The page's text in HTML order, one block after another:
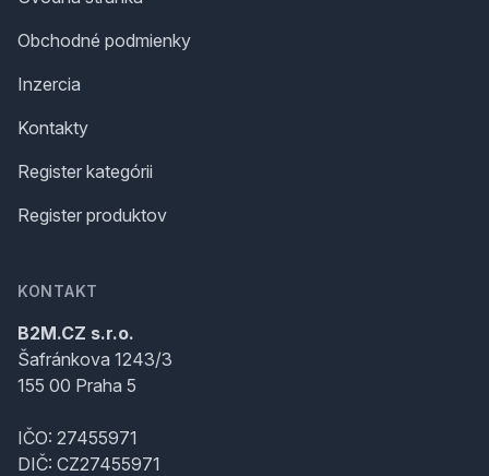
Obchodné podmienky
Inzercia
Kontakty
Register kategórii
Register produktov
KONTAKT
B2M.CZ s.r.o.
Šafránkova 1243/3
155 00 Praha 5
IČO: 27455971
DIČ: CZ27455971